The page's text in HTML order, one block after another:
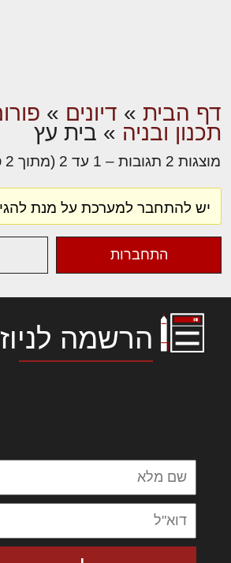
דף הבית » דיונים »
תכנון ובניה » בית עץ
מוצגות 2 תגובות – 1 עד 2 (מתוך 2 סה״כ)
יש להתחבר למערכת על מנת
התחברות
הרשמה